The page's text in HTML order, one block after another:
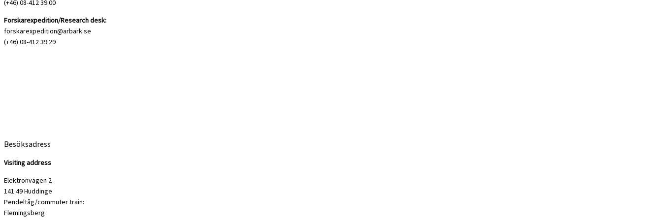
(+46) 08-412 39 00
Forskarexpedition/Research desk:
forskarexpedition@arbark.se
(+46) 08-412 39 29
Besöksadress
Visiting address
Elektronvägen 2
141 49 Huddinge
Pendeltåg/commuter train:
Flemingsberg